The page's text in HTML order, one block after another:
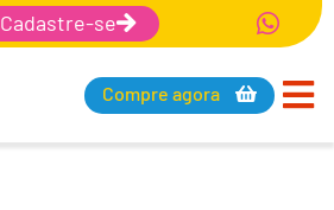
Cadastre-se
Compre agora